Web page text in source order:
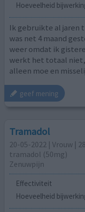
Hoeveelheid
Ik gebruikte al jaren
was net 4 maand
weer omdat ik
werkt het totaal
alleen moe en
geef mening
Tramadol
20-05-2022 | Vrouw | 28
tramadol (50mg)
Zenuwpijn
Effectiviteit
Hoeveelheid